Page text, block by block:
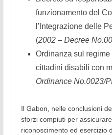
funzionamento del
l’Integrazione delle
(2002 – Decree
Ordinanza sul
cittadini disabili con
Ordinance No.0023/
Il Gabon, nelle conclusioni
sforzi compiuti per
riconoscimento ed esercizio